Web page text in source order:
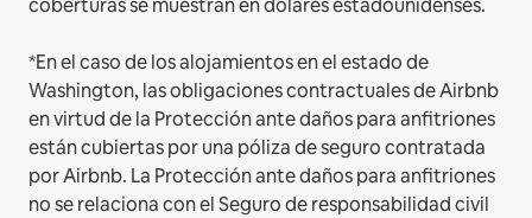
coberturas se muestran en dólares estadounidenses.
*En el caso de los alojamientos en el estado de
Washington, las obligaciones contractuales de Airbnb
en virtud de la Protección ante daños para anfitriones
están cubiertas por una póliza de seguro contratada
por Airbnb. La Protección ante daños para anfitriones
no se relaciona con el Seguro de responsabilidad civil